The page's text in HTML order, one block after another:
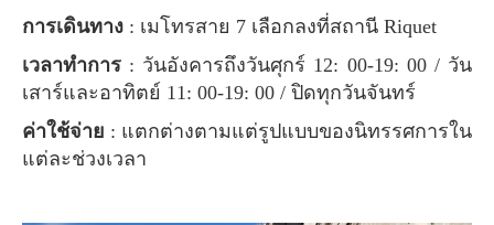
การเดินทาง : เมโทรสาย 7 เลือกลงที่สถานี Riquet
เวลาทำการ : วันอังคารถึงวันศุกร์ 12: 00-19: 00 / วัน
เสาร์และอาทิตย์ 11: 00-19: 00 / ปิดทุกวันจันทร์
ค่าใช้จ่าย : แตกต่างตามแต่รูปแบบของนิทรรศการใน
แต่ละช่วงเวลา